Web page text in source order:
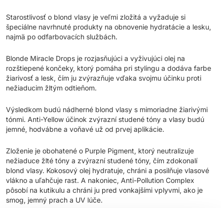
Starostlivosť o blond vlasy je veľmi zložitá a vyžaduje si
špeciálne navrhnuté produkty na obnovenie hydratácie a lesku,
najmä po odfarbovacích službách.
Blonde Miracle Drops je rozjasňujúci a vyživujúci olej na
rozštiepené končeky, ktorý pomáha pri stylingu a dodáva farbe
žiarivosť a lesk, čím ju zvýrazňuje vďaka svojmu účinku proti
nežiaducim žltým odtieňom.
Výsledkom budú nádherné blond vlasy s mimoriadne žiarivými
tónmi. Anti-Yellow účinok zvýrazní studené tóny a vlasy budú
jemné, hodvábne a voňavé už od prvej aplikácie.
Zloženie je obohatené o Purple Pigment, ktorý neutralizuje
nežiaduce žlté tóny a zvýrazní studené tóny, čím zdokonalí
blond vlasy. Kokosový olej hydratuje, chráni a posilňuje vlasové
vlákno a uľahčuje rast. A nakoniec, Anti-Pollution Complex
pôsobí na kutikulu a chráni ju pred vonkajšími vplyvmi, ako je
smog, jemný prach a UV lúče.